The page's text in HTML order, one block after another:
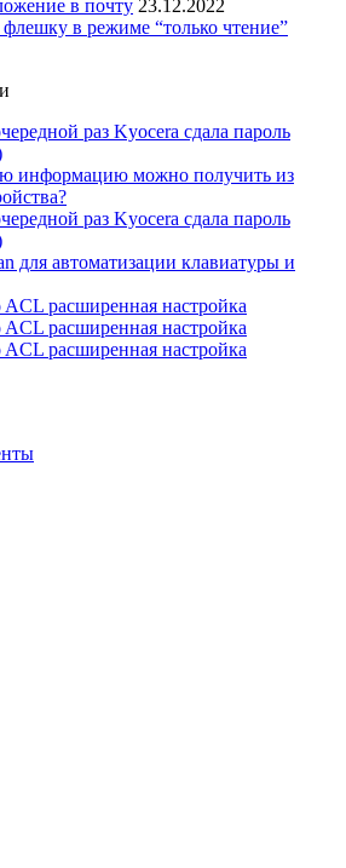
в почту 23.12.2022
в режиме “только чтение”
раз Kyocera сдала пароль
информацию можно получить из
раз Kyocera сдала пароль
для автоматизации клавиатуры и
ACL расширенная настройка
ACL расширенная настройка
ACL расширенная настройка